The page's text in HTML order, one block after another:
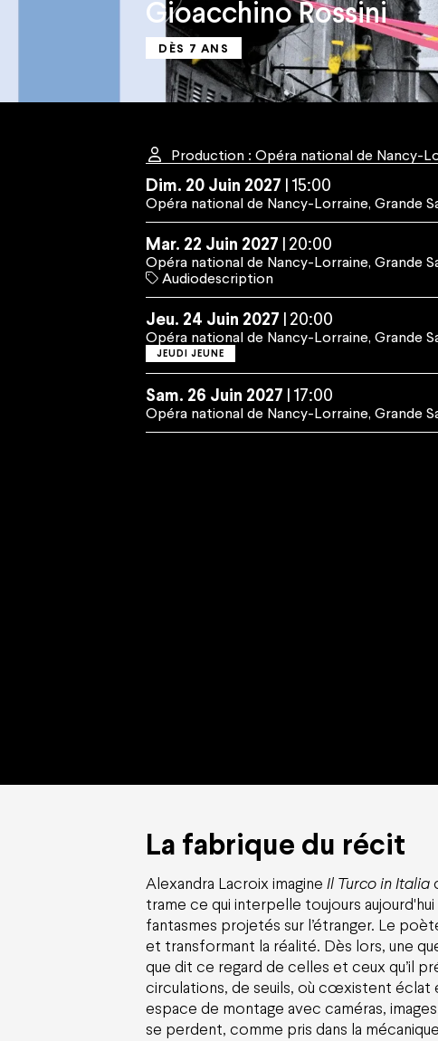
Gioacchino Rossini
DÈS 7 ANS
Production : Opéra national de Nancy-
Dim. 20Juin 2027 15:00
Opéra national de Nancy-Lorraine,Grande
Mar. 22 Juin 2027 20:00
Opéra national de Nancy-Lorraine,Grande
Audiodescription
Jeu. 24 Juin 2027 20:00
Opéra national de Nancy-Lorraine,Grande
JEUDI JEUNE
Sam. 26 Juin 2027 17:00
Opéra national de Nancy-Lorraine,Grande
La fabrique du récit
Alexandra Lacroix imagine Il Turco in Italia
trame ce qui interpelle toujours
fantasmes projetés sur l’étranger. Le
et transformant la réalité. Dès lors, une
que dit ce regard de celles et ceux qu’il
circulations, de seuils, où cœxistent éclat
espace de montage avec caméras,
se perdent, comme pris dans la